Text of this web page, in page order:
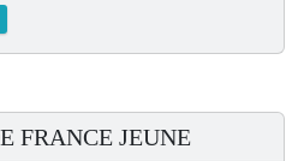
FRANCE JEUNE